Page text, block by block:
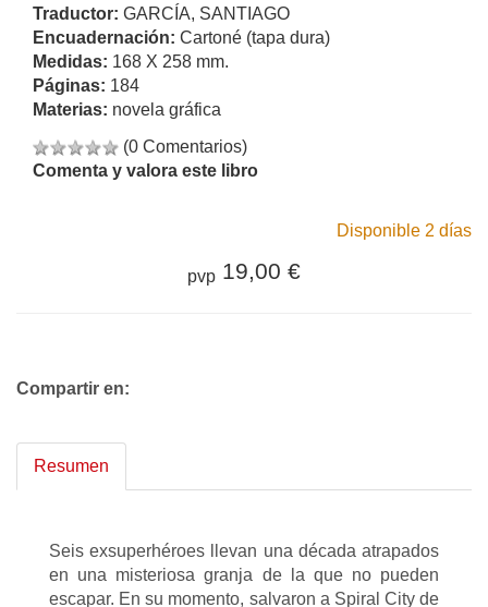
Traductor: GARCÍA, SANTIAGO
Encuadernación: Cartoné (tapa dura)
Medidas: 168 X 258 mm.
Páginas: 184
Materias: novela gráfica
(0 Comentarios)
Comenta y valora este libro
Disponible 2 días
pvp 19,00 €
Compartir en:
Resumen
Seis exsuperhéroes llevan una década atrapados
en una misteriosa granja de la que no pueden
escapar. En su momento, salvaron a Spiral City de